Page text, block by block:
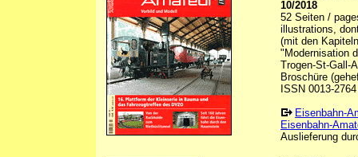
10/2018
52 Seiten /
illustrations,
(mit den
"Modernisation
Trogen-St-Gall-
Broschüre
ISSN 0013-2764
Eisenbahn-
Eisenbahn-
Auslieferung